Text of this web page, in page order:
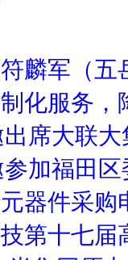
麟军（
化服务，
席大联
加福田
器件采购
第十七届